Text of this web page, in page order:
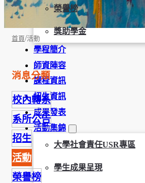
榮譽榜
獎助學金
學程簡介
師資陣容
課程資訊
招生資訊
成果發表
活動集錦
大學社會責任USR專區
學生成果呈現
首頁/活動
消息分類
校內轉系
系所公告
招生
活動
榮譽榜